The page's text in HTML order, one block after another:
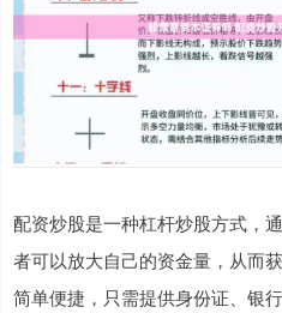
配资炒股是一种杠杆炒股方式，
者可以放大自己的资金量，从而
简单便捷，只需提供身份证、银